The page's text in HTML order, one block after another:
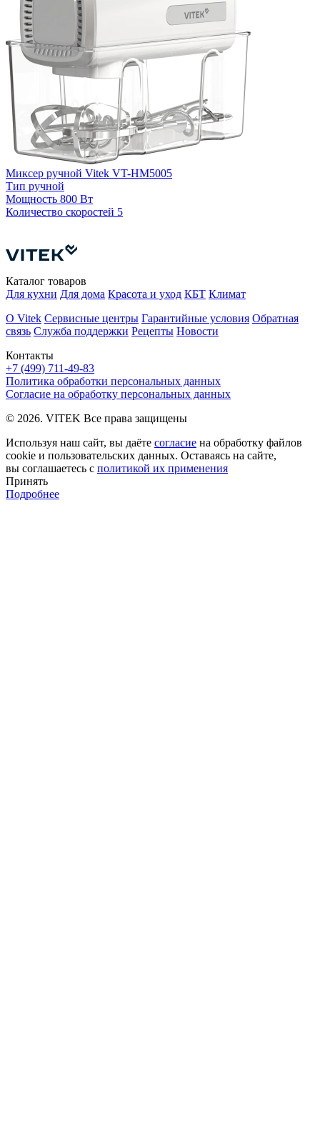
Миксер ручной Vitek VT-HM5005
Тип ручной
Мощность 800 Вт
Количество скоростей 5
Контакты
+7 (499) 711-49-83
Каталог товаров
Для кухни Для дома Красота и уход КБТ Климат
О Vitek Сервисные центры Гарантийные условия Обратная
связь Служба поддержки Рецепты Новости
Политика обработки персональных данных
Согласие на обработку персональных данных
© 2026. VITEK Все права защищены
Используя наш сайт, вы даёте согласие на обработку файлов
cookie и пользовательских данных. Оставаясь на сайте,
вы соглашаетесь с политикой их применения
Принять
Подробнее